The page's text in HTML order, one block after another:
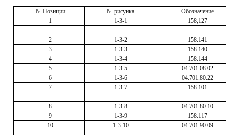
№ Позиции № рисунка
Обозначение
1
1-3-1 158,127
2 1-3-2
158.141
3
1-3-3
158.140
4
1-3-4
158.144
5
1-3-5
04.701.08.02
6
1-3-6
04.701.80.22
7
1-3-7 158.101
8 1-3-8
04.701.80.10
9
1-3-9
158.117
10
1-3-10 04.701.90.09